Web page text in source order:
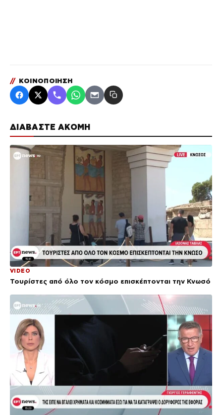
ΔΙΑΒΑΣΤΕ ΑΚΟΜΗ
VIDEO
Τουρίστες από όλο τον κόσμο επισκέπτονται την Κνωσό
// ΚΟΙΝΟΠΟΙΗΣΗ